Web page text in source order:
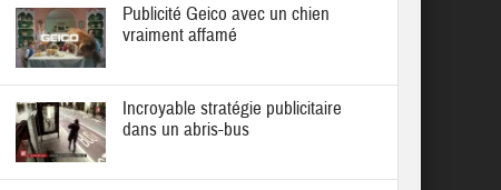
Publicité Geico avec un chien
vraiment affamé
Incroyable stratégie publicitaire
dans un abris-bus